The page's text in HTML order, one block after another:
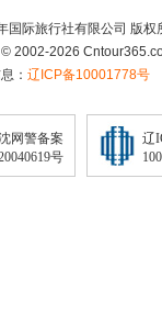
国际旅行社有限公司 版权
2002-2026
： 辽ICP备10001778号
网警备案
号
辽